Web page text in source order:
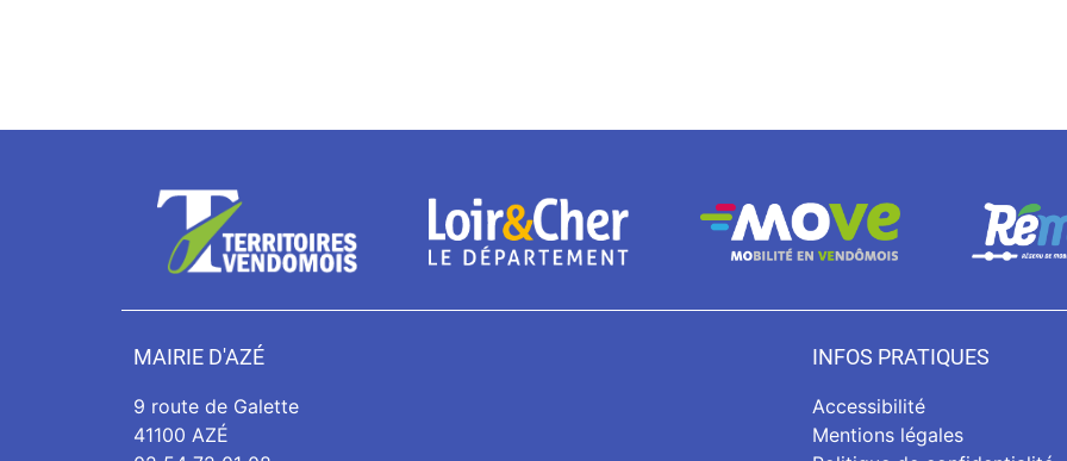
MAIRIE D'AZÉ
9 route de Galette
41100 AZÉ
INFOS PRATIQUES
Accessibilité
Mentions légales